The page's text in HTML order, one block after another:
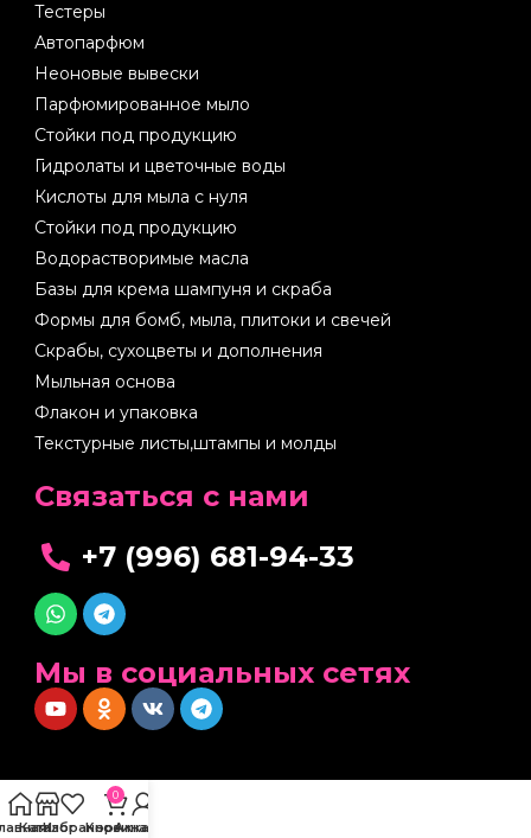
Тестеры
Автопарфюм
Неоновые вывески
Парфюмированное мыло
Стойки под продукцию
Гидролаты и цветочные воды
Кислоты для мыла с нуля
Стойки под продукцию
Водорастворимые масла
Базы для крема шампуня и скраба
Формы для бомб, мыла, плитоки и свечей
Скрабы, сухоцветы и дополнения
Мыльная основа
Флакон и упаковка
Текстурные листы,штампы и молды
Cвязаться с нами
+7 (996) 681-94-33
Мы в социальных сетях
Каталог
Избранное
0
Корзина
Аккаунт